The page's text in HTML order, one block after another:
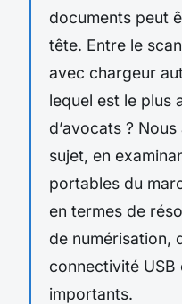
documents peut
tête. Entre le
avec chargeur
lequel est le plus
d’avocats ?
sujet, en
portables du
en termes de
de numérisation,
connectivité USB
importants.